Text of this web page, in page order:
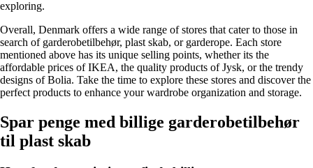
exploring.
Overall, Denmark offers a wide range of stores that cater to those in
search of garderobetilbehør, plast skab, or garderope. Each store
mentioned above has its unique selling points, whether its the
affordable prices of IKEA, the quality products of Jysk, or the trendy
designs of Bolia. Take the time to explore these stores and discover the
perfect products to enhance your wardrobe organization and storage.
Spar penge med billige garderobetilbehør
til plast skab